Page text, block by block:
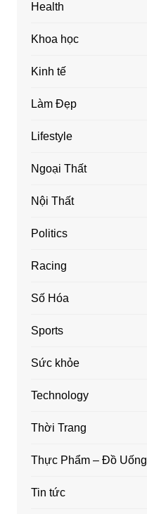
Health
Khoa học
Kinh tế
Làm Đẹp
Lifestyle
Ngoại Thất
Nội Thất
Politics
Racing
Số Hóa
Sports
Sức khỏe
Technology
Thời Trang
Thực Phẩm – Đồ Uống
Tin tức